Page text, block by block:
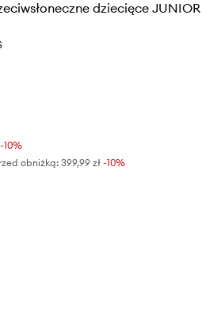
dziecięce JUNIOR
-10%
obniżką: 399,99 zł -10%